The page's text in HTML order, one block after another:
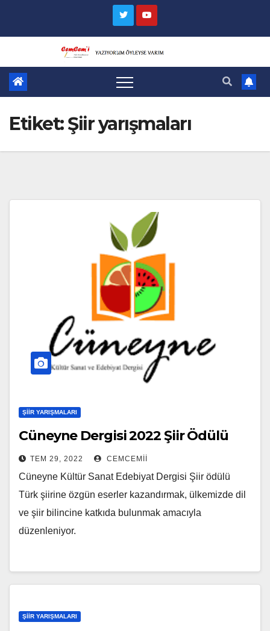
Etiket:Şiir yarışmaları
ŞIIR YARIŞMALARI
Cüneyne Dergisi 2022 Şiir Ödülü
TEM 29, 2022 CEMCEMII
Cüneyne Kültür Sanat Edebiyat Dergisi Şiir ödülü
Türk şiirine özgün eserler kazandırmak, ülkemizde dil
ve şiir bilincine katkıda bulunmak amacıyla
düzenleniyor.
ŞIIR YARIŞMALARI